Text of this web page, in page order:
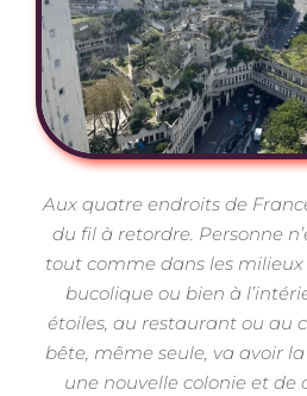
Aux quatre endroits de
du fil à retordre. Personne
tout comme dans les
bucolique ou bien à
étoiles, au restaurant ou au
bête, même seule, va avoir
une nouvelle colonie et de